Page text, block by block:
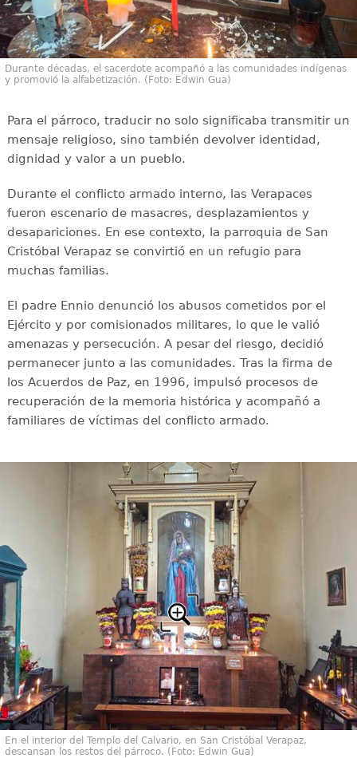
Durante décadas, el sacerdote acompañó a las comunidades indígenas
y promovió la alfabetización. (Foto: Edwin Gua)
Para el párroco, traducir no solo significaba transmitir un
mensaje religioso, sino también devolver identidad,
dignidad y valor a un pueblo.
Durante el conflicto armado interno, las Verapaces
fueron escenario de masacres, desplazamientos y
desapariciones. En ese contexto, la parroquia de San
Cristóbal Verapaz se convirtió en un refugio para
muchas familias.
El padre Ennio denunció los abusos cometidos por el
Ejército y por comisionados militares, lo que le valió
amenazas y persecución. A pesar del riesgo, decidió
permanecer junto a las comunidades. Tras la firma de
los Acuerdos de Paz, en 1996, impulsó procesos de
recuperación de la memoria histórica y acompañó a
familiares de víctimas del conflicto armado.
En el interior del Templo del Calvario, en San Cristóbal Verapaz,
descansan los restos del párroco. (Foto: Edwin Gua)